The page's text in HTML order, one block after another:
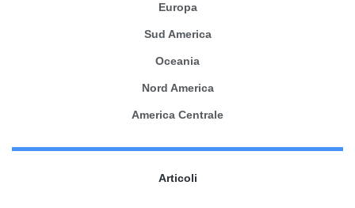
Europa
Sud America
Oceania
Nord America
America Centrale
Articoli